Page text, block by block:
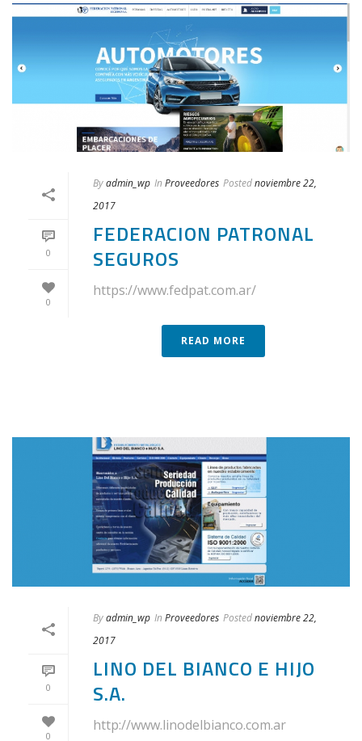
0
0
Byadmin_wp In Proveedores Postednoviembre 22,
2017
FEDERACION PATRONAL
SEGUROS
https://www.fedpat.com.ar/
READ MORE
0
0
Byadmin_wp In Proveedores Postednoviembre 22,
2017
LINO DEL BIANCO E HIJO
S.A.
http://www.linodelbianco.com.ar